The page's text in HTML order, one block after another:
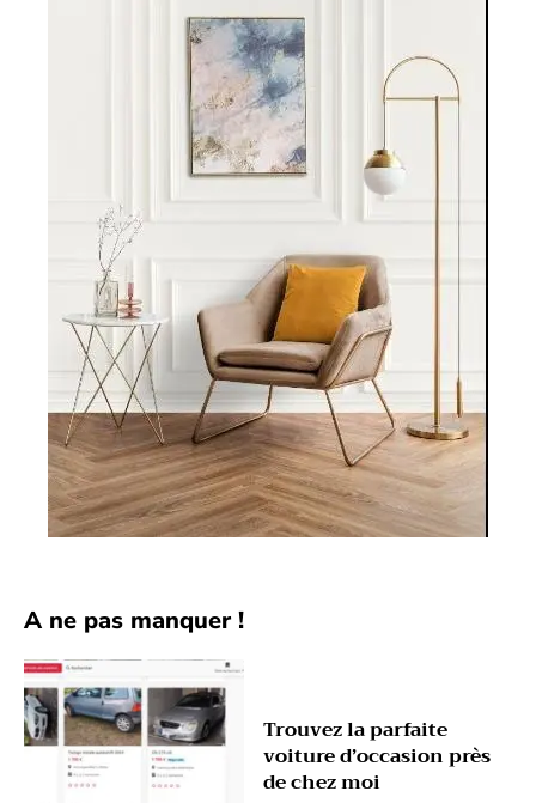
A ne pas manquer !
Trouvez la parfaite
voiture d’occasion près
de chez moi